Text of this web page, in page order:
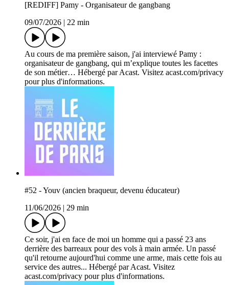
[REDIFF] Pamy - Organisateur de gangbang
09/07/2026
22 min
Au cours de ma première saison, j'ai interviewé Pamy :
organisateur de gangbang, qui m’explique toutes les facettes
de son métier… Hébergé par Acast. Visitez acast.com/privacy
pour plus d'informations.
#52 - Youv (ancien braqueur, devenu éducateur)
11/06/2026
29 min
Ce soir, j'ai en face de moi un homme qui a passé 23 ans
derrière des barreaux pour des vols à main armée. Un passé
qu'il retourne aujourd'hui comme une arme, mais cette fois au
service des autres... Hébergé par Acast. Visitez
acast.com/privacy pour plus d'informations.